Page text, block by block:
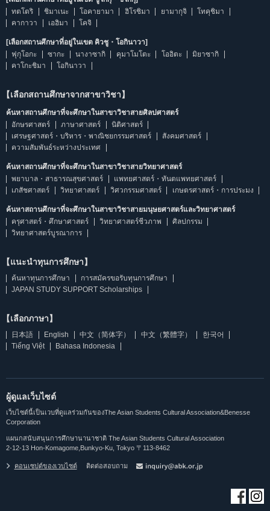
ทตโตริ
ชิมาเนะ โอคายามา ฮิโรชิมา ยามากุจิ
โทคุชิมา
คากาวา
เอฮิมา โคจิ
[เลือกสถานศึกษาที่อยู่ในเขต คิวชู・โอกินาวา]
ฟุกุโอกะ
ซากะ นางาซากิ คุมาโมโตะ โออิตะ
มิยาซากิ
คาโกะชิมา
โอกินาวา
【เลือกสถานศึกษาจากสาขาวิชา】
ค้นหาสถานศึกษาที่จะศึกษาในสาขาวิชาสายศิลปศาสตร์
อักษรศาสตร์
ภาษาศาสตร์
นิติศาสตร์
เศรษฐศาสตร์・บริหาร・พาณิชยกรรมศาสตร์
สังคมศาสตร์
ความสัมพันธ์ระหว่างประเทศ
ค้นหาสถานศึกษาที่จะศึกษาในสาขาวิชาสายวิทยาศาสตร์
พยาบาล・สาธารณสุขศาสตร์
แพทยศาสตร์・ทันตแพทยศาสตร์
เภสัชศาสตร์
วิทยาศาสตร์ วิศวกรรมศาสตร์ เกษตรศาสตร์・การประมง
ค้นหาสถานศึกษาที่จะศึกษาในสาขาวิชาสายมนุษยศาสตร์และวิทยาศาสตร์
ครุศาสตร์・ศึกษาศาสตร์
วิทยาศาสตร์ชีวภาพ
ศิลปกรรม
วิทยาศาสตร์บูรณาการ
【แนะนำทุนการศึกษา】
ค้นหาทุนการศึกษา
การสมัครขอรับทุนการศึกษา
JAPAN STUDY SUPPORT Scholarships
【เลือกภาษา】
日本語 English 中文（简体字） 中文（繁體字）
한국어
Tiếng Việt
Bahasa Indonesia
ผู้ดูแลเว็บไซต์
เว็บไซต์นี้เป็นเวบที่ดูแลร่วมกันของThe Asian Students Cultural Association&Benesse
Corporation
แผนกสนับสนุนการศึกษานานาชาติ The Asian Students Cultural Association
2-12-13 Hon-Komagome,Bunkyo-Ku, Tokyo 〒113-8462
คอนเซปต์ของเวบไซต์ ติดต่อสอบถาม